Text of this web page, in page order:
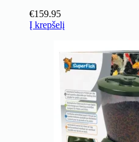
€159.95
Į krepšelį